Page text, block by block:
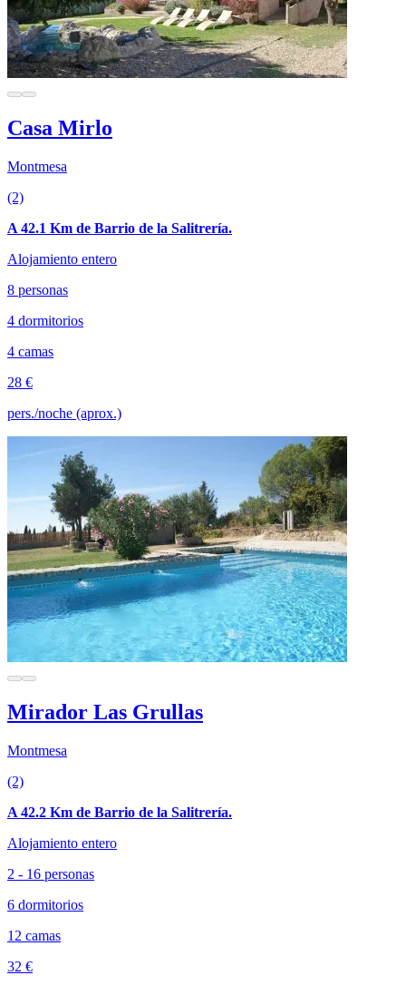
Casa Mirlo
Montmesa
(2)
A 42.1 Km de Barrio de la Salitrería.
Alojamiento entero
8 personas
4 dormitorios
4 camas
28 €
pers./noche (aprox.)
Mirador Las Grullas
Montmesa
(2)
A 42.2 Km de Barrio de la Salitrería.
Alojamiento entero
2 - 16 personas
6 dormitorios
12 camas
32 €